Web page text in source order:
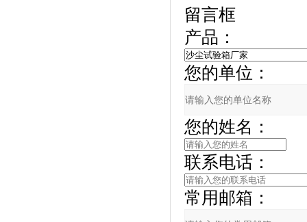
留言框
产品：
您的单位：
您的姓名：
联系电话：
常用邮箱：